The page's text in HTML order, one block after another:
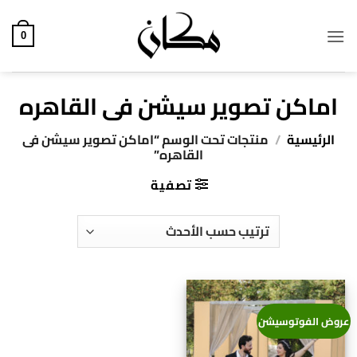
للمحتوى
0
اماكن تصوير سيشن فى القاهره
الرئيسية / منتجات تحت الوسم “اماكن تصوير سيشن فى
القاهره”
تصفية
عروض الفوتوسيشن